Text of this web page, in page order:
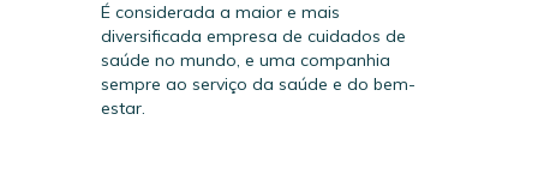
É considerada a maior e mais
diversificada empresa de cuidados de
saúde no mundo, e uma companhia
sempre ao serviço da saúde e do bem-
estar.